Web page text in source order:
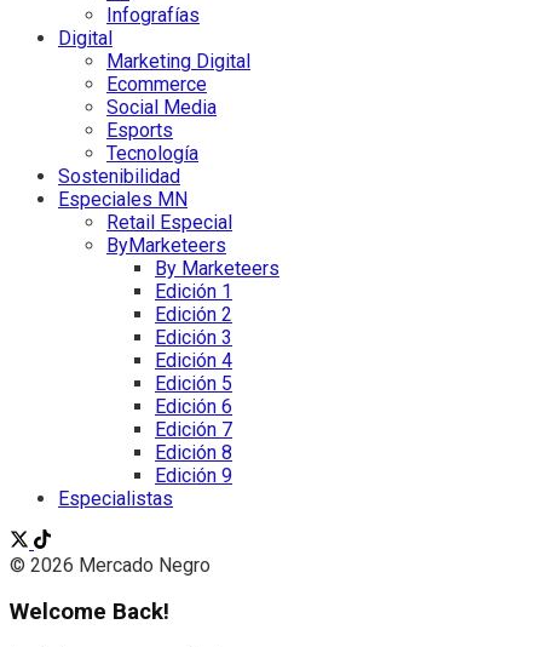
Infografías
Digital
Marketing Digital
Ecommerce
Social Media
Esports
Tecnología
Sostenibilidad
Especiales MN
Retail Especial
ByMarketeers
By Marketeers
Edición 1
Edición 2
Edición 3
Edición 4
Edición 5
Edición 6
Edición 7
Edición 8
Edición 9
Especialistas
© 2026 Mercado Negro
Welcome Back!